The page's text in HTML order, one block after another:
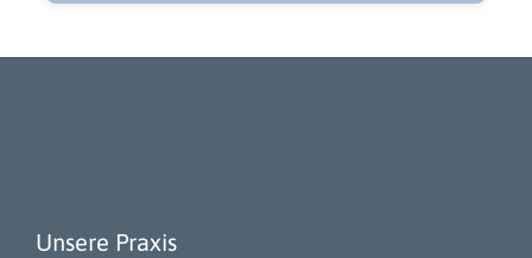
Unsere Praxis